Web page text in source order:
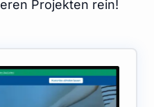
Projekten rein!